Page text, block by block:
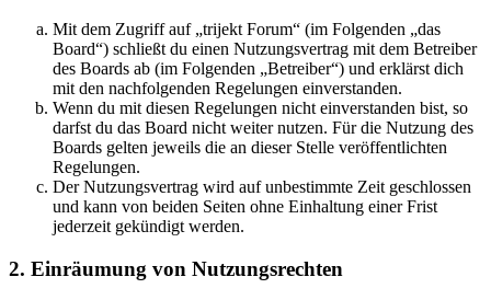
Mit dem Zugriff auf „trijekt Forum“ (im Folgenden „das
Board“) schließt du einen Nutzungsvertrag mit dem Betreiber
des Boards ab (im Folgenden „Betreiber“) und erklärst dich
mit den nachfolgenden Regelungen einverstanden.
Wenn du mit diesen Regelungen nicht einverstanden bist, so
darfst du das Board nicht weiter nutzen. Für die Nutzung des
Boards gelten jeweils die an dieser Stelle veröffentlichten
Regelungen.
Der Nutzungsvertrag wird auf unbestimmte Zeit geschlossen
und kann von beiden Seiten ohne Einhaltung einer Frist
jederzeit gekündigt werden.
2. Einräumung von Nutzungsrechten